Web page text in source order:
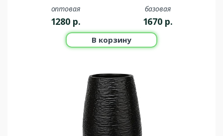
оптовая
1280 р.
базовая
1670 р.
В корзину